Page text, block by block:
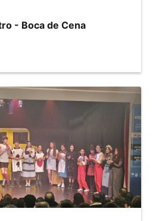
- Boca de Cena